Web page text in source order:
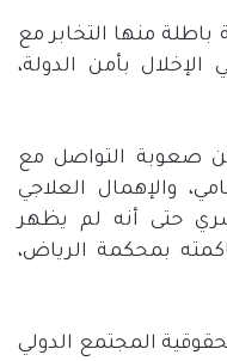
باطلة منها التخابر مع
بأمن الدولة،
صعوبة التواصل مع
والإهمال العلاجي
حتى أنه لم يظهر
بمحكمة الرياض،
المجتمع الدولي